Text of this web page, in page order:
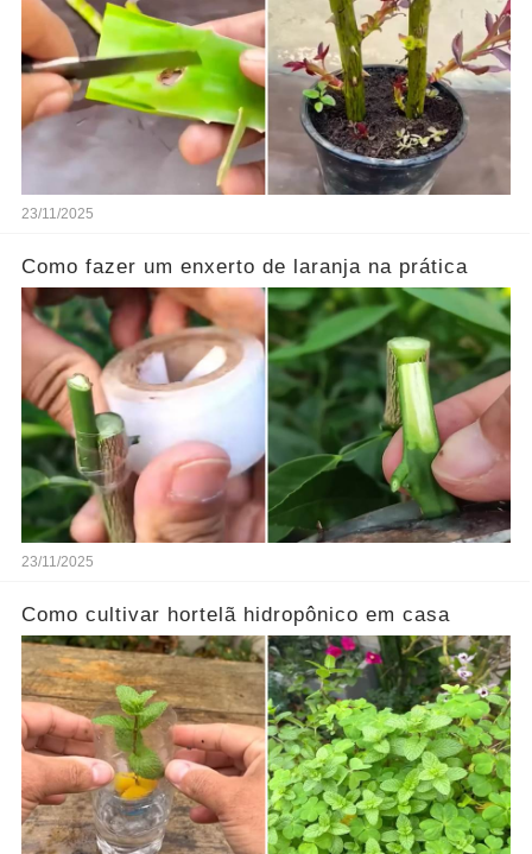
23/11/2025
Como fazer um enxerto de laranja na prática
23/11/2025
Como cultivar hortelã hidropônico em casa